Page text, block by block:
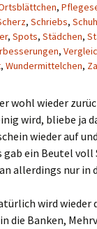
,
, Schriebs,
, Spots, Städchen,
,
, Wundermittelchen,
wohl wieder
wird, bliebe ja
wieder auf
gab ein Beutel
allerdings nur
wird
die Banken,